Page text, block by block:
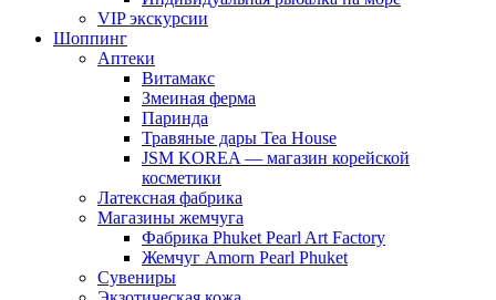
VIP экскурсии
Шоппинг
Аптеки
Витамакс
Змеиная ферма
Паринда
Травяные дары Tea House
JSM KOREA — магазин корейской
косметики
Латексная фабрика
Магазины жемчуга
Фабрика Phuket Pearl Art Factory
Жемчуг Amorn Pearl Phuket
Сувениры